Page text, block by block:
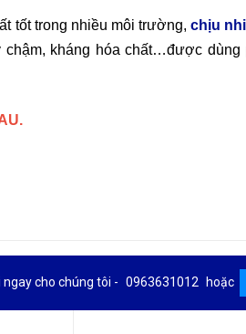
tốt trong nhiều môi trường,chịu
chậm, kháng hóa chất…được dùng
ngay cho chúng tôi - 0963631012 hoặc